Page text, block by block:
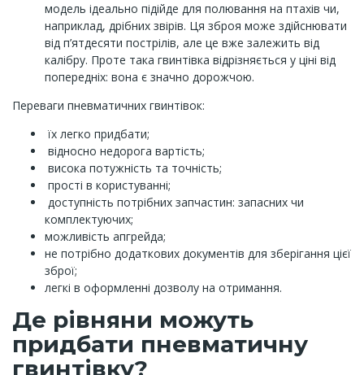
модель ідеально підійде для полювання на птахів чи,
наприклад, дрібних звірів. Ця зброя може здійснювати
від п’ятдесяти пострілів, але це вже залежить від
калібру. Проте така гвинтівка відрізняється у ціні від
попередніх: вона є значно дорожчою.
Переваги пневматичних гвинтівок:
їх легко придбати;
відносно недорога вартість;
висока потужність та точність;
прості в користуванні;
доступність потрібних запчастин: запасних чи
комплектуючих;
можливість апгрейда;
не потрібно додаткових документів для зберігання цієї
зброї;
легкі в оформленні дозволу на отримання.
Де рівняни можуть
придбати пневматичну
гвинтівку?